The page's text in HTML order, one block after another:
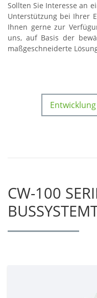
Sollten Sie Interesse an
Unterstützung bei Ihrer
Ihnen gerne zur
uns, auf Basis der
maßgeschneiderte
Entwicklung
CW-100